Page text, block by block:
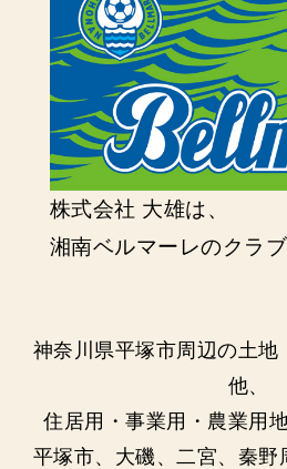
株式会社 大雄は、
湘南ベルマーレのクラ
神奈川県平塚市周辺の土地
他、
住居用・事業用・農業用
平塚市、大磯、二宮、秦野